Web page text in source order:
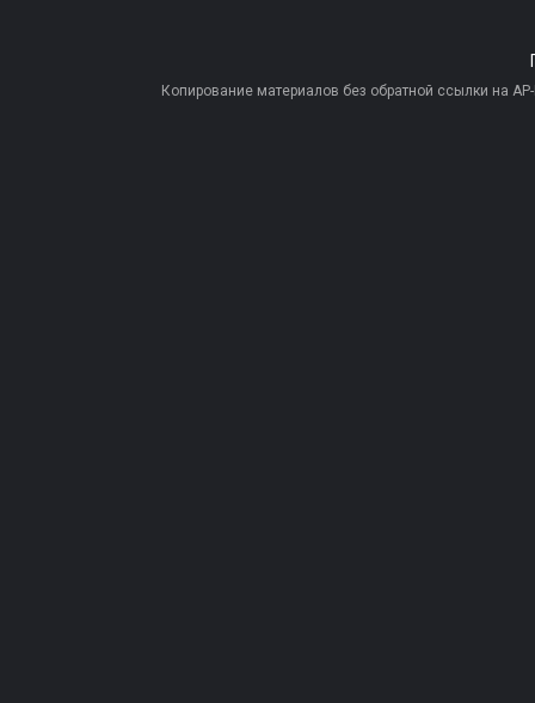
Копирование материалов без обратной ссылки на